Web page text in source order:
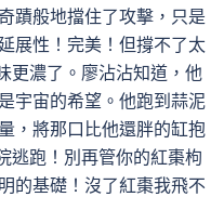
蹟般地擋住了攻擊，只是
展性！完美！但撐不了太
更濃了。廖沾沾知道，他
宇宙的希望。他跑到蒜泥
，將那口比他還胖的缸抱
逃跑！別再管你的紅棗枸
的基礎！沒了紅棗我飛不